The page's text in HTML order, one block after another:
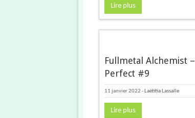
Lire plus
Fullmetal Alchemist –
Perfect #9
11 janvier 2022 - Laëtitia Lassalle
Lire plus